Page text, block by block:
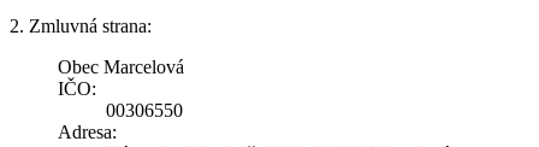
2. Zmluvná strana:
Obec Marcelová
IČO:
00306550
Adresa: